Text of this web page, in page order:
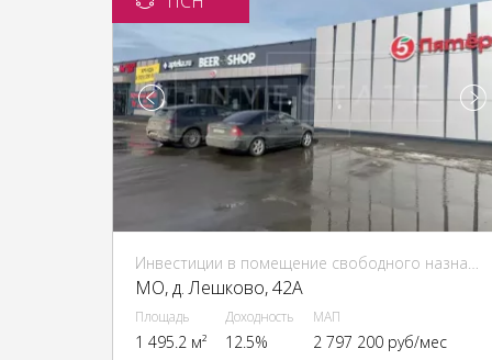
Инвестиции в помещение свободного назначения (ПСН)
МО, д. Лешково, 42А
Площадь
1 495.2 м²
Доходность
12.5%
МАП
2 797 200 руб/мес